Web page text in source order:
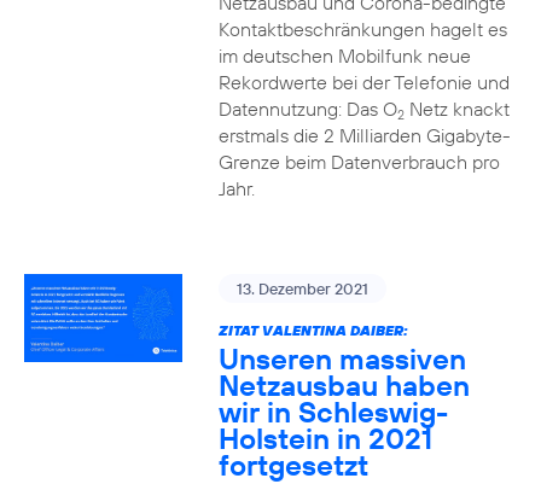
Kontaktbeschränkungen hagelt es
im deutschen Mobilfunk neue
Rekordwerte bei der Telefonie und
Datennutzung: Das O2Netz knackt
erstmals die 2 Milliarden Gigabyte-
Grenze beim Datenverbrauch pro
Jahr.
13. Dezember 2021
ZITAT VALENTINA DAIBER:
Unseren massiven
Netzausbau haben
wir in Schleswig-
Holstein in 2021
fortgesetzt